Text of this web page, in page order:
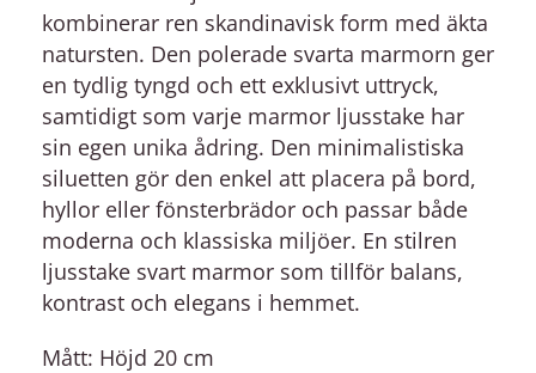
kombinerar ren skandinavisk form med äkta
natursten. Den polerade svarta marmorn ger
en tydlig tyngd och ett exklusivt uttryck,
samtidigt som varje marmor ljusstake har
sin egen unika ådring. Den minimalistiska
siluetten gör den enkel att placera på bord,
hyllor eller fönsterbrädor och passar både
moderna och klassiska miljöer. En stilren
ljusstake svart marmor som tillför balans,
kontrast och elegans i hemmet.
Mått: Höjd 20 cm